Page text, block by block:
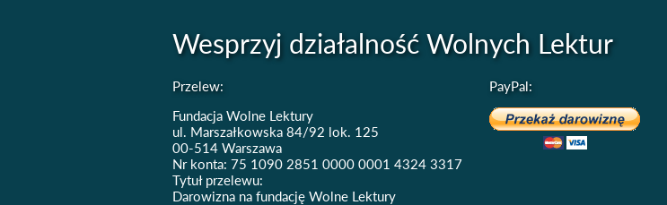
Wesprzyj działalność Wolnych Lektur
Przelew:
Fundacja Wolne Lektury
ul. Marszałkowska 84/92 lok. 125
00-514 Warszawa
Nr konta: 75 1090 2851 0000 0001 4324 3317
Tytuł przelewu:
Darowizna na fundację Wolne Lektury
PayPal: